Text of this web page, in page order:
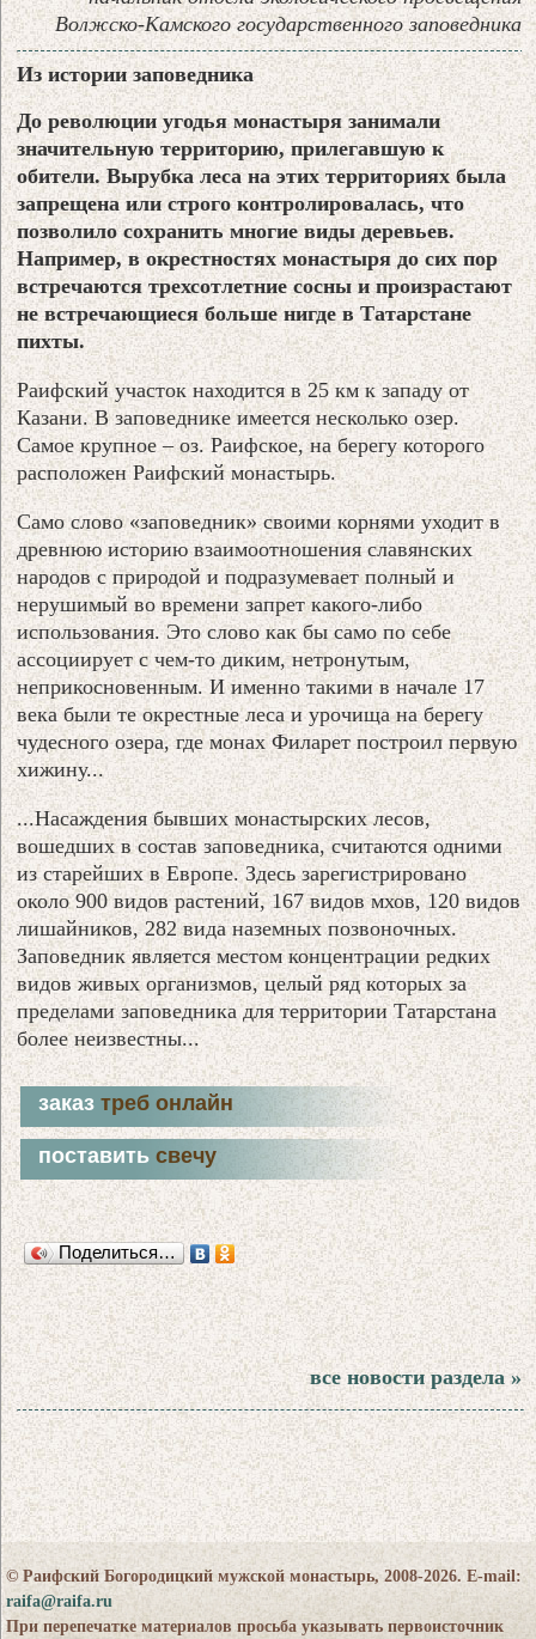
Волжско-Камского государственного заповедника
Из истории заповедника
До революции угодья монастыря занимали
значительную территорию, прилегавшую к
обители. Вырубка леса на этих территориях была
запрещена или строго контролировалась, что
позволило сохранить многие виды деревьев.
Например, в окрестностях монастыря до сих пор
встречаются трехсотлетние сосны и произрастают
не встречающиеся больше нигде в Татарстане
пихты.
Раифский участок находится в 25 км к западу от
Казани. В заповеднике имеется несколько озер.
Самое крупное – оз. Раифское, на берегу которого
расположен Раифский монастырь.
Само слово «заповедник» своими корнями уходит в
древнюю историю взаимоотношения славянских
народов с природой и подразумевает полный и
нерушимый во времени запрет какого-либо
использования. Это слово как бы само по себе
ассоциирует с чем-то диким, нетронутым,
неприкосновенным. И именно такими в начале 17
века были те окрестные леса и урочища на берегу
чудесного озера, где монах Филарет построил первую
хижину...
...Насаждения бывших монастырских лесов,
вошедших в состав заповедника, считаются одними
из старейших в Европе. Здесь зарегистрировано
около 900 видов растений, 167 видов мхов, 120 видов
лишайников, 282 вида наземных позвоночных.
Заповедник является местом концентрации редких
видов живых организмов, целый ряд которых за
пределами заповедника для территории Татарстана
более неизвестны...
заказтреб онлайн
поставитьсвечу
Поделиться…
все новости раздела »
© Раифский Богородицкий мужской монастырь, 2008-2026. E-mail:
raifa@raifa.ru
При перепечатке материалов просьба указывать первоисточник